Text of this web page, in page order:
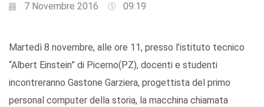
7 Novembre 2016 09:19
Martedì 8 novembre, alle ore 11, presso l’istituto tecnico
“Albert Einstein” di Picerno(PZ), docenti e studenti
incontreranno Gastone Garziera, progettista del primo
personal computer della storia, la macchina chiamata